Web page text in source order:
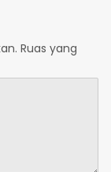
Ruas yang